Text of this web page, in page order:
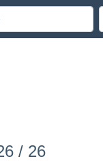
/ 26